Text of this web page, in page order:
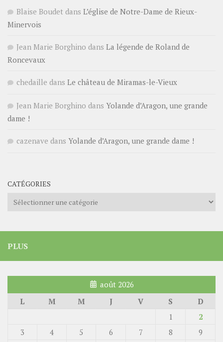
Blaise Boudet dans L’église de Notre-Dame de Rieux-
Minervois
Jean Marie Borghino dans La légende de Roland de
Roncevaux
chedaille dans Le château de Miramas-le-Vieux
Jean Marie Borghino dans Yolande d’Aragon, une grande
dame !
cazenave dans Yolande d’Aragon, une grande dame !
CATÉGORIES
Catégories
PLUS
août 2026
L
M M J V S
D
1
2
3
4 5 6 7 8
9